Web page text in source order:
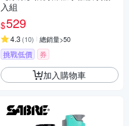
入組
$529
4.3 (10) 總銷量>50
挑戰低價 券
加入購物車